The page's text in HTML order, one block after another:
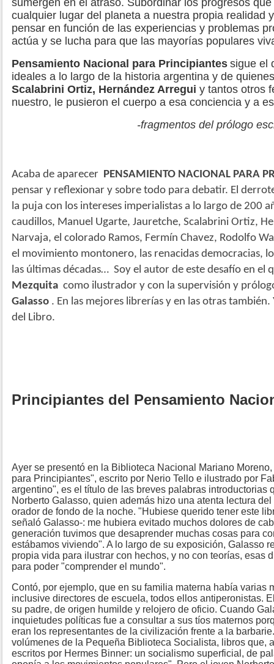
sumergen en el atraso. Subordinar los progresos
cualquier lugar del planeta a nuestra propia realidad
pensar en función de las experiencias y problemas
actúa y se lucha para que las mayorías populares
Pensamiento Nacional para Principiantes sigue el
ideales a lo largo de la historia argentina y de
Scalabrini Ortiz, Hernández Arregui y tantos otros
nuestro, le pusieron el cuerpo a esa conciencia y a
-fragmentos del prólogo
Acaba de aparecer PENSAMIENTO NACIONAL PARA
pensar y reflexionar y sobre todo para debatir. El
la puja con los intereses imperialistas a lo largo de 200
caudillos, Manuel Ugarte, Jauretche, Scalabrini Ortiz,
Narvaja, el colorado Ramos, Fermín Chavez, Rodolfo
el movimiento montonero, las renacidas democracias,
las últimas décadas… Soy el autor de este desafío en el
Mezquita como ilustrador y con la supervisión y
Galasso . En las mejores librerías y en las otras
del Libro.
Principiantes del Pensamiento
Ayer se presentó en la Biblioteca Nacional Mariano
para Principiantes", escrito por Nerio Tello e ilustrado por
argentino", es el título de las breves palabras introductorias
Norberto Galasso, quien además hizo una atenta lectura
orador de fondo de la noche. "Hubiese querido tener este
señaló Galasso-: me hubiera evitado muchos dolores de
generación tuvimos que desaprender muchas cosas para
estábamos viviendo". A lo largo de su exposición, Galasso
propia vida para ilustrar con hechos, y no con teorías, esas
para poder "comprender el mundo".
Contó, por ejemplo, que en su familia materna había varias
inclusive directores de escuela, todos ellos antiperonistas.
su padre, de origen humilde y relojero de oficio. Cuando
inquietudes políticas fue a consultar a sus tíos maternos
eran los representantes de la civilización frente a la
volúmenes de la Pequeña Biblioteca Socialista, libros que,
escritos por Hermes Binner: un socialismo superficial, de